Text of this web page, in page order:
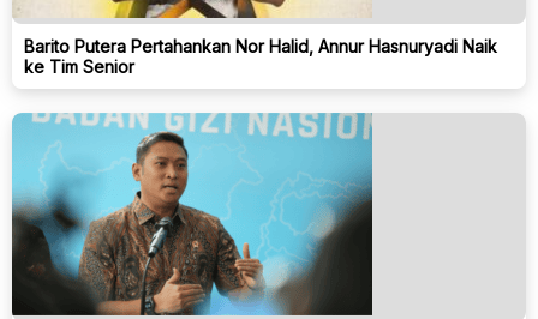
Barito Putera Pertahankan Nor Halid, Annur Hasnuryadi Naik
ke Tim Senior